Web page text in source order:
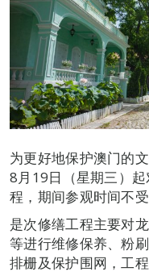
为更好地保护澳门的
8月19日（星期三）
程，期间参观时间不
是次修缮工程主要对
等进行维修保养、粉
排栅及保护围网，工